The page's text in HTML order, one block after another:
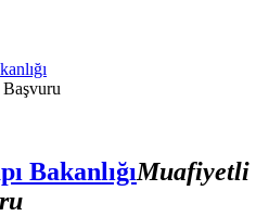
BakanlığıMuafiyetli